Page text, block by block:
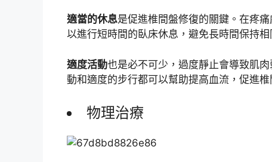
適當的休息是促進椎間盤修復的關鍵。在疼
以進行短時間的臥床休息，避免長時間保持相
適度活動也是必不可少，過度靜止會導致肌
動和適度的步行都可以幫助提高血流，促進椎
物理治療